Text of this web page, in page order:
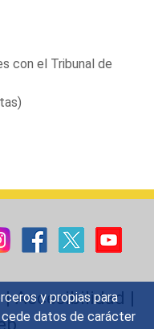
y propias para
cede datos de carácter
con el Tribunal de
|Accesibilidad |